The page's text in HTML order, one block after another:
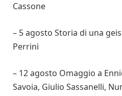
Cassone
– 5 agosto Storia di una
Perrini
– 12 agosto Omaggio a
Savoia, Giulio Sassanelli,